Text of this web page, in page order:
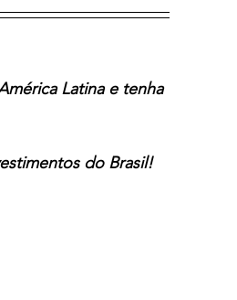
Latina e tenha
do Brasil!